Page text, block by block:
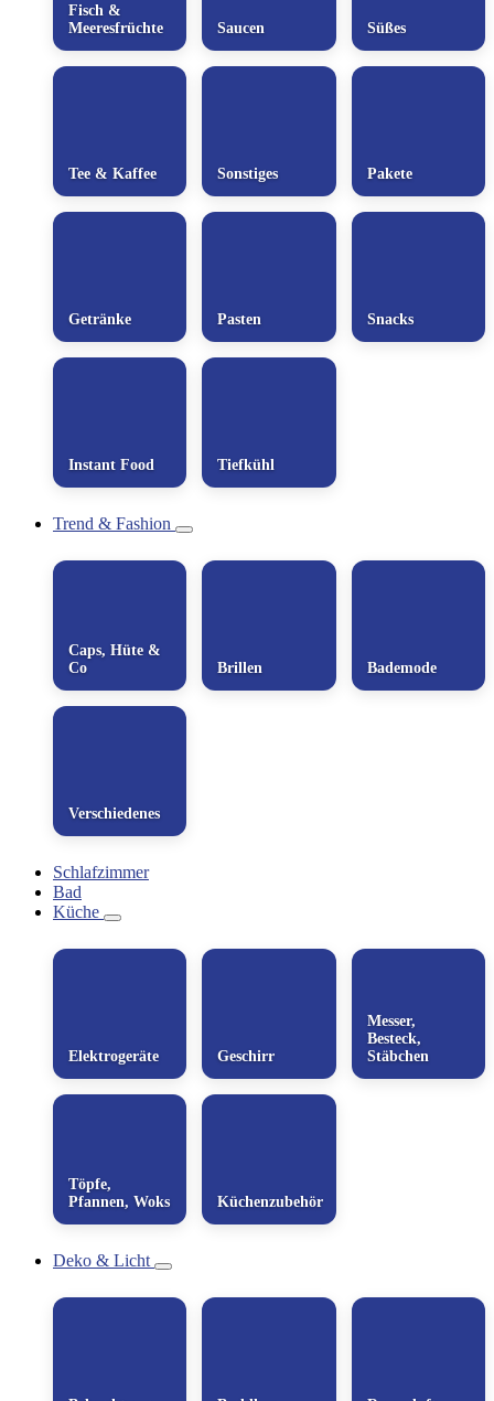
Fisch &
Meeresfrüchte
Saucen Süßes
Tee & Kaffee Sonstiges Pakete
Getränke Pasten Snacks
Instant Food Tiefkühl
Trend & Fashion
Caps, Hüte &
Co
Brillen Bademode
Verschiedenes
Schlafzimmer
Bad
Küche
Elektrogeräte Geschirr
Messer,
Besteck,
Stäbchen
Töpfe,
Pfannen, Woks
Küchenzubehör
Deko & Licht